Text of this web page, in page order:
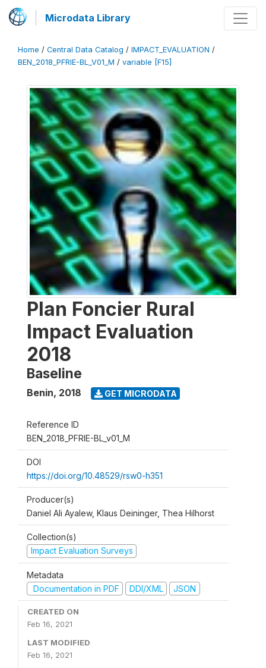
Microdata Library
Home / Central Data Catalog / IMPACT_EVALUATION /
BEN_2018_PFRIE-BL_V01_M / variable [F15]
Plan Foncier Rural
Impact Evaluation
2018
Baseline
Benin, 2018 GET MICRODATA
Reference ID
BEN_2018_PFRIE-BL_v01_M
DOI
https://doi.org/10.48529/rsw0-h351
Producer(s)
Daniel Ali Ayalew, Klaus Deininger, Thea Hilhorst
Collection(s)
Impact Evaluation Surveys
Metadata
Documentation in PDF
DDI/XML JSON
CREATED ON
Feb 16, 2021
LAST MODIFIED
Feb 16, 2021